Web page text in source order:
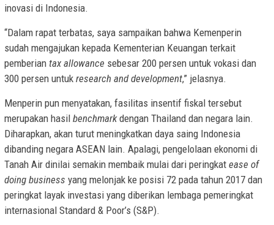
inovasi di Indonesia.
“Dalam rapat terbatas, saya sampaikan bahwa Kemenperin
sudah mengajukan kepada Kementerian Keuangan terkait
pemberian tax allowance sebesar 200 persen untuk vokasi dan
300 persen untuk research and development,” jelasnya.
Menperin pun menyatakan, fasilitas insentif fiskal tersebut
merupakan hasil benchmarkdengan Thailand dan negara lain.
Diharapkan, akan turut meningkatkan daya saing Indonesia
dibanding negara ASEAN lain. Apalagi, pengelolaan ekonomi di
Tanah Air dinilai semakin membaik mulai dari peringkat ease of
doing business yang melonjak ke posisi 72 pada tahun 2017 dan
peringkat layak investasi yang diberikan lembaga pemeringkat
internasional Standard & Poor’s (S&P).